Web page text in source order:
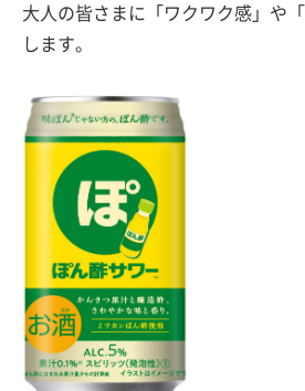
大人の皆さまに「ワクワク感」や
します。